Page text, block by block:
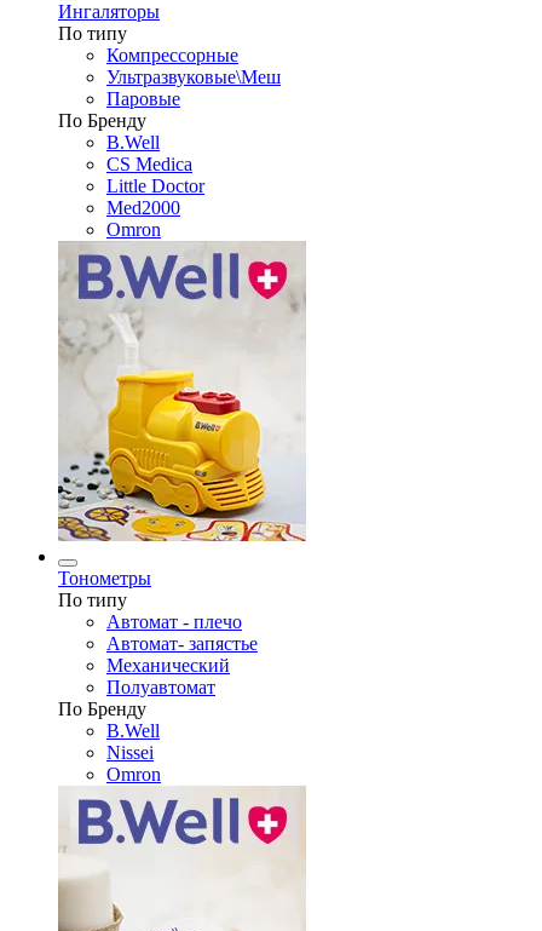
Ингаляторы
По типу
Компрессорные
Ультразвуковые\Меш
Паровые
По Бренду
B.Well
CS Medica
Little Doctor
Med2000
Omron
Тонометры
По типу
Автомат - плечо
Автомат- запястье
Механический
Полуавтомат
По Бренду
B.Well
Nissei
Omron